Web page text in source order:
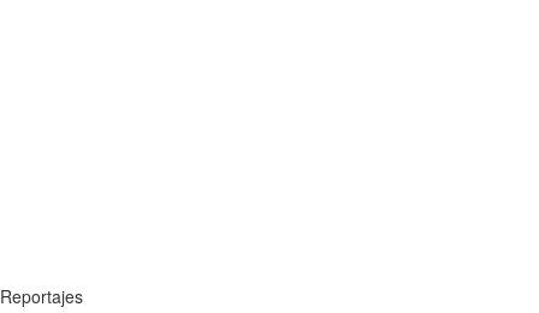
Reportajes